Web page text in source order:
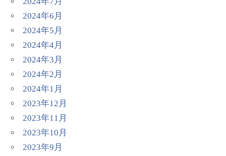
2024年6月
2024年5月
2024年4月
2024年3月
2024年2月
2024年1月
2023年12月
2023年11月
2023年10月
2023年9月